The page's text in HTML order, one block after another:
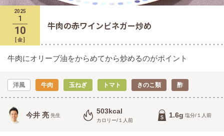
2025
1
10
金
牛肉の赤ワインビネガー炒め
牛肉にオリーブ油をからめてから炒めるのがポイント
洋風 牛肉 玉ねぎ トマト きのこ類 酢
今井 亮 先生 503kcal
カロリー/１人前
1.6g 塩分/１人前